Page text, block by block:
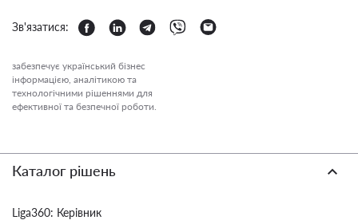
Зв'язатися:
забезпечує український бізнес
інформацією, аналітикою та
технологічними рішеннями для
ефективної та безпечної роботи.
Каталог рішень
Liga360: Керівник